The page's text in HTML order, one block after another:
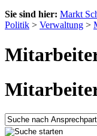
Sie sind hier: Markt
Politik > Verwaltung >